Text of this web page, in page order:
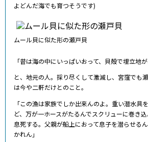
よどんだ海でも育つそうです)
ムール貝に似た形の瀬戸貝
「昔は海の中にいっぱいおって、貝殻で埋立地
と、地元の人。採り尽くして激減し、宮窪でも
は今や二軒だけとのこと。
「この漁は家族でしか出来んのよ。重い潜水具
ど、万が一ホースがたるんでスクリューに巻き
息死する。父親が船上におって息子を潜らせる
かれん」